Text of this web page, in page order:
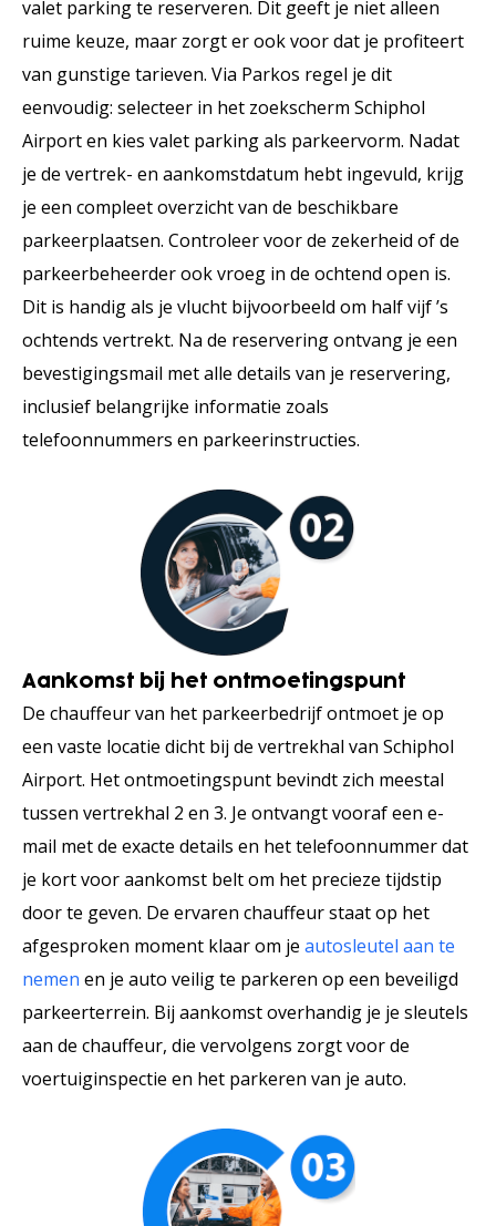
valet parking te reserveren. Dit geeft je niet alleen
ruime keuze, maar zorgt er ook voor dat je profiteert
van gunstige tarieven. Via Parkos regel je dit
eenvoudig: selecteer in het zoekscherm Schiphol
Airport en kies valet parking als parkeervorm. Nadat
je de vertrek- en aankomstdatum hebt ingevuld, krijg
je een compleet overzicht van de beschikbare
parkeerplaatsen. Controleer voor de zekerheid of de
parkeerbeheerder ook vroeg in de ochtend open is.
Dit is handig als je vlucht bijvoorbeeld om half vijf ’s
ochtends vertrekt. Na de reservering ontvang je een
bevestigingsmail met alle details van je reservering,
inclusief belangrijke informatie zoals
telefoonnummers en parkeerinstructies.
Aankomst bij het ontmoetingspunt
De chauffeur van het parkeerbedrijf ontmoet je op
een vaste locatie dicht bij de vertrekhal van Schiphol
Airport. Het ontmoetingspunt bevindt zich meestal
tussen vertrekhal 2 en 3. Je ontvangt vooraf een e-
mail met de exacte details en het telefoonnummer dat
je kort voor aankomst belt om het precieze tijdstip
door te geven. De ervaren chauffeur staat op het
afgesproken moment klaar om je autosleutel aan te
nemen en je auto veilig te parkeren op een beveiligd
parkeerterrein. Bij aankomst overhandig je je sleutels
aan de chauffeur, die vervolgens zorgt voor de
voertuiginspectie en het parkeren van je auto.